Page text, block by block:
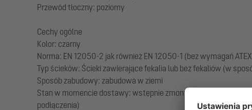
Przewód tłoczny: poziomy
Cechy ogólne
Kolor: czarny
Norma: EN 12050-2 jak również EN 12050-1 (bez wymagań
Typ ścieków: Ścieki zawierające fekalia lub bez fekaliów (w
Sposób zabudowy: zabudowa w ziemi
Stan w momencie dostawy: wstępnie zmontowany do
podłączenia)